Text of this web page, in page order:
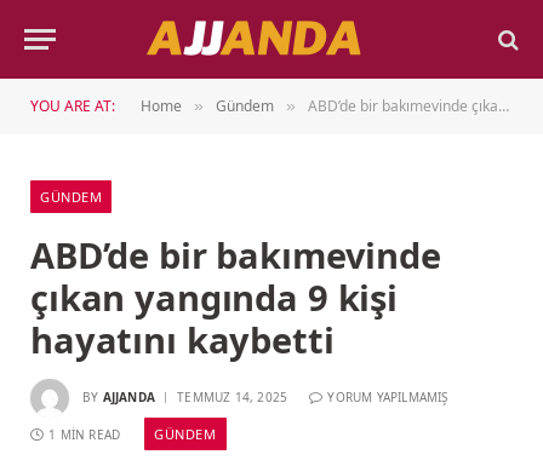
YOU ARE AT: Home » Gündem » ABD’de bir bakımevinde çıkan yangında 9 kişi hayatını kaybetti
GÜNDEM
ABD’de bir bakımevinde
çıkan yangında 9 kişi
hayatını kaybetti
BY AJJANDA TEMMUZ 14, 2025 YORUM YAPILMAMIŞ
1 MIN READ GÜNDEM